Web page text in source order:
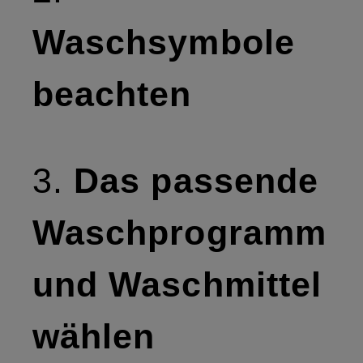
Waschsymbole
beachten
3. Das passende
Waschprogramm
und Waschmittel
wählen